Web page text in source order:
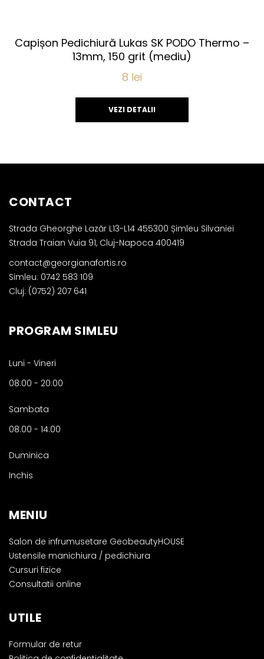
Capișon Pedichiură Lukas SK PODO Thermo –
13mm, 150 grit (mediu)
8 lei
VEZI DETALII
CONTACT
Strada Gheorghe Lazăr L13-L14 455300 Șimleu Silvaniei
Strada Traian Vuia 91, Cluj-Napoca 400419
contact@georgianafortis.ro
Simleu: 0742 583 109
Cluj: (0752) 207 641
PROGRAM SIMLEU
Luni - Vineri
08:00 - 20:00
Sambata
08:00 - 14:00
Duminica
Inchis
MENIU
Salon de infrumusetare GeobeautyHOUSE
Ustensile manichiura / pedichiura
Cursuri fizice
Consultatii online
UTILE
Formular de retur